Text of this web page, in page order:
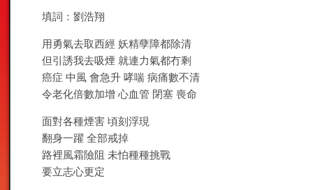
填詞：劉浩翔
用勇氣去取西經 妖精孽障都除清
但引誘我去吸煙 就連力氣都冇剩
癌症 中風 會急升 哮喘 病痛數不清
令老化倍數加增 心血管 閉塞 喪命
面對各種煙害 頃刻浮現
翻身一躍 全部戒掉
路裡風霜險阻 未怕種種挑戰
要立志心更定